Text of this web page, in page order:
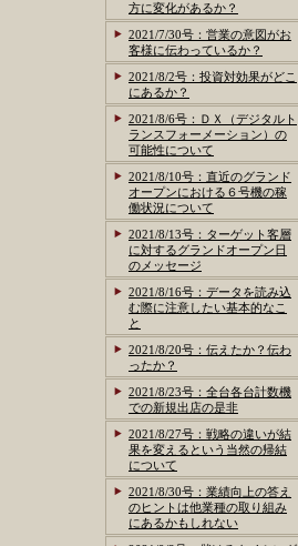
方に変化があるか？
2021/7/30号：営業の意図がお
客様に伝わっているか？
2021/8/2号：投資対効果がどこ
にあるか？
2021/8/6号：ＤＸ（デジタルト
ランスフォーメーション）の
可能性について
2021/8/10号：直近のグランド
オープンにおける６号機の稼
働状況について
2021/8/13号：ターゲット客層
に対するグランドオープン日
のメッセージ
2021/8/16号：データを読み込
む際に注意したい基本的なこ
と
2021/8/20号：伝えたか？伝わ
ったか？
2021/8/23号：全台各台計数機
での新規出店の是非
2021/8/27号：戦略の違いが結
果を変えるという当然の帰結
について
2021/8/30号：業績向上の答え
のヒントは他業種の取り組み
にあるかもしれない